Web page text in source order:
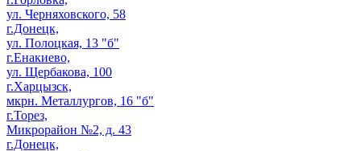
ул. Черняховского, 58
г.Донецк,
ул. Полоцкая, 13 "б"
г.Енакиево,
ул. Щербакова, 100
г.Харцызск,
мкрн. Металлургов, 16 "б"
г.Торез,
Микрорайон №2, д. 43
г.Донецк,